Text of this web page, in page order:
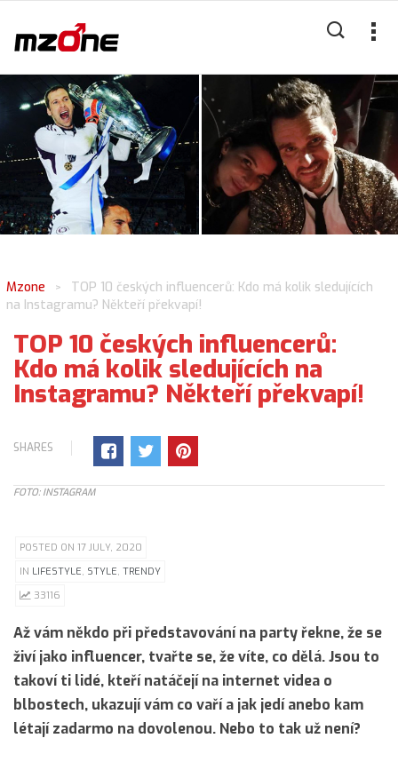
Mzone >
TOP 10 českých influencerů: Kdo má kolik sledujících
na Instagramu? Někteří překvapí!
TOP 10 českých influencerů:
Kdo má kolik sledujících na
Instagramu? Někteří překvapí!
SHARES
FOTO: INSTAGRAM
POSTED ON 17 JULY, 2020
IN LIFESTYLE, STYLE, TRENDY
33116
Až vám někdo při představování na party řekne, že se
živí jako influencer, tvařte se, že víte, co dělá. Jsou to
takoví ti lidé, kteří natáčejí na internet videa o
blbostech, ukazují vám co vaří a jak jedí anebo kam
létají zadarmo na dovolenou. Nebo to tak už není?